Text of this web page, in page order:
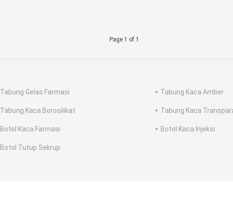
Page 1 of 1
Tabung Gelas Farmasi Tabung Kaca Amber
Tabung Kaca Borosilikat Tabung Kaca
Botol Kaca Farmasi Botol Kaca Injeksi
Botol Tutup Sekrup